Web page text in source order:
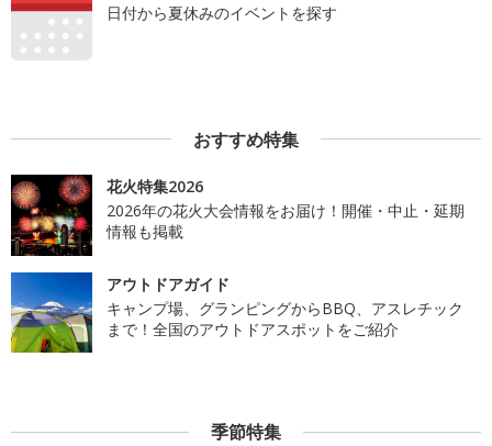
日付から夏休みのイベントを探す
おすすめ特集
花火特集2026
2026年の花火大会情報をお届け！開催・中止・延期
情報も掲載
アウトドアガイド
キャンプ場、グランピングからBBQ、アスレチック
まで！全国のアウトドアスポットをご紹介
季節特集